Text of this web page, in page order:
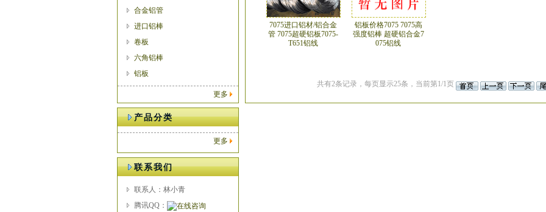
合金铝管
进口铝棒
卷板
六角铝棒
铝板
更多
产品分类
更多
联系我们
联系人：林小青
腾讯QQ：
7075进口铝材/铝合金
管 7075超硬铝板7075-
T651铝线
铝板价格7075 7075高
强度铝棒 超硬铝合金7
075铝线
共有2条记录，每页显示25条，当前第1/1页